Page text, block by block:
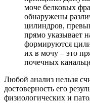
моче белковых
обнаружены
цилиндров,
прямо указывает
формируются
их в мочу – это
почечных
Любой анализ нельзя
достоверность его
физиологических и